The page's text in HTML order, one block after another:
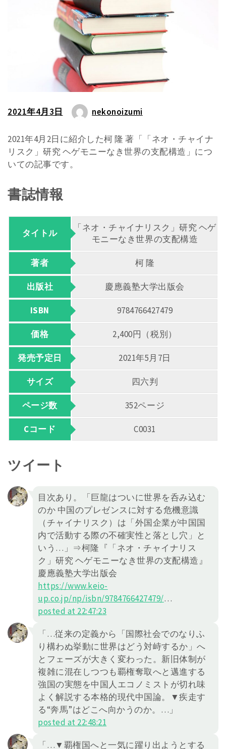
2021年4月3日 nekonoizumi
2021年4月2日に紹介した柯 隆 著「「ネオ・チャイナ
リスク」研究 ヘゲモニーなき世界の支配構造」につ
いての記事です。
書誌情報
タイトル
「ネオ・チャイナリスク」研究 ヘゲ
モニーなき世界の支配構造
著者 柯 隆
出版社 慶應義塾大学出版会
ISBN 9784766427479
価格 2,400円（税別）
発売予定日 2021年5月7日
サイズ 四六判
ページ数 352ページ
Cコード C0031
ツイート
目次あり。「巨龍はついに世界を呑み込む
のか 中国のプレゼンスに対する危機意識
（チャイナリスク）は「外国企業が中国国
内で活動する際の不確実性と落とし穴」と
いう…」⇒柯隆『「ネオ・チャイナリス
ク」研究 ヘゲモニーなき世界の支配構造』
慶應義塾大学出版会
https://www.keio-
up.co.jp/np/isbn/9784766427479/…
posted at 22:47:23
「…従来の定義から「国際社会でのなりふ
り構わぬ挙動に世界はどう対峙するか」へ
とフェーズが大きく変わった。新旧体制が
複雑に混在しつつも覇権奪取へと邁進する
強国の実態を中国人エコノミストが切れ味
よく解説する本格的現代中国論。▼疾走す
る“奔馬”はどこへ向かうのか。…」
posted at 22:48:21
「…▼覇権国へと一気に躍り出ようとする